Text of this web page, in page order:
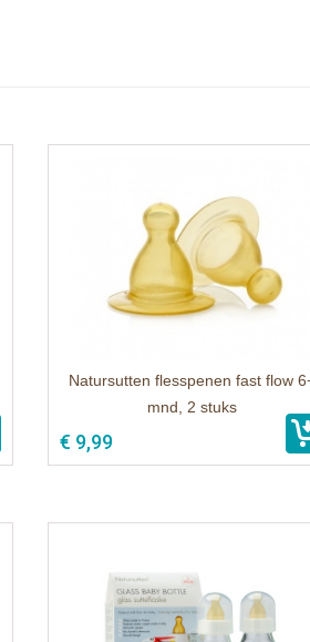
Natursutten flesspenen fast flow
mnd, 2 stuks
€ 9,99